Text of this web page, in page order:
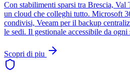
Con stabilimenti sparsi tra Brescia, Val
un cloud che colleghi tutto. Microsoft
condivisi, Veeam per il backup
le sedi. Il gestionale accessibile da ogni
Scopri di piu